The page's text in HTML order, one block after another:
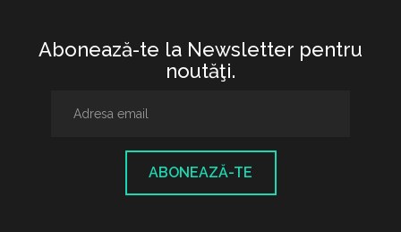
Abonează-te la Newsletter pentru
noutăţi.
ABONEAZĂ-TE